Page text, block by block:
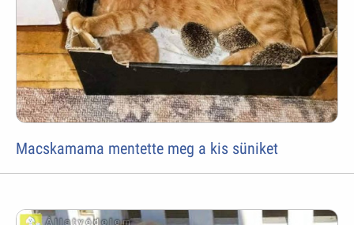
Macskamama mentette meg a kis süniket